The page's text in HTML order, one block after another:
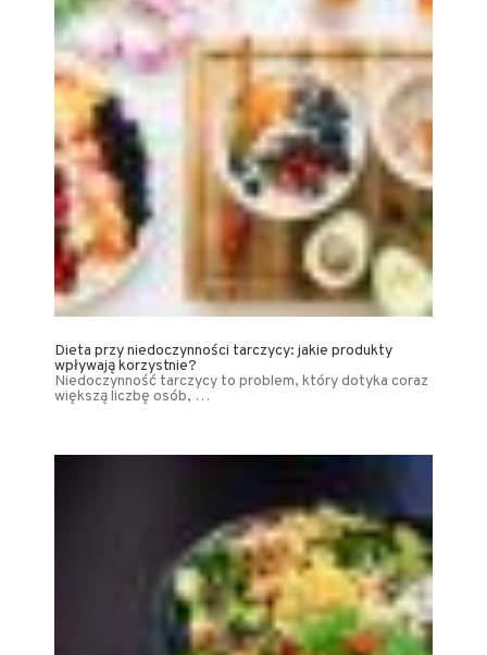
Dieta przy niedoczynności tarczycy: jakie produkty
wpływają korzystnie?
Niedoczynność tarczycy to problem, który dotyka coraz
większą liczbę osób, …